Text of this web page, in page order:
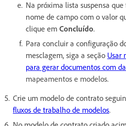
Na próxima lista suspensa
nome de campo com o valor
clique em Concluído.
Para concluir a configuração
mesclagem, siga a seção Usar
para gerar documentos com
mapeamentos e modelos.
Crie um modelo de contrato
fluxos de trabalho de modelos.